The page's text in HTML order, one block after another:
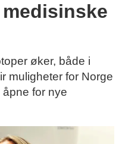
øker, både i
muligheter for Norge
for nye